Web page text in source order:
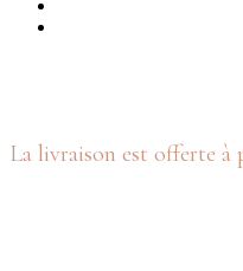
La livraison est offerte à